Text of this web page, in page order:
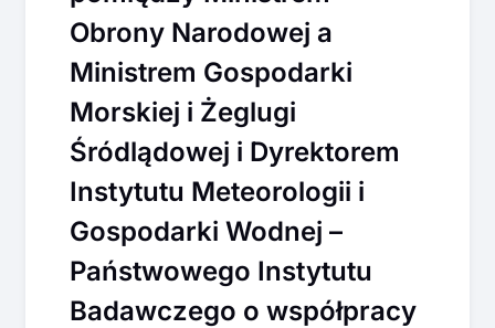
Obrony Narodowej a
Ministrem Gospodarki
Morskiej i Żeglugi
Śródlądowej i Dyrektorem
Instytutu Meteorologii i
Gospodarki Wodnej –
Państwowego Instytutu
Badawczego o współpracy